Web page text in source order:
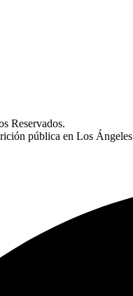
Reservados.
pública en Los Ángeles